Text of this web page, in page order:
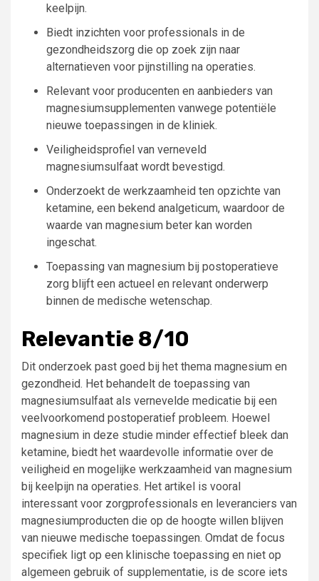
keelpijn.
Biedt inzichten voor professionals in de
gezondheidszorg die op zoek zijn naar
alternatieven voor pijnstilling na operaties.
Relevant voor producenten en aanbieders van
magnesiumsupplementen vanwege potentiële
nieuwe toepassingen in de kliniek.
Veiligheidsprofiel van verneveld
magnesiumsulfaat wordt bevestigd.
Onderzoekt de werkzaamheid ten opzichte van
ketamine, een bekend analgeticum, waardoor de
waarde van magnesium beter kan worden
ingeschat.
Toepassing van magnesium bij postoperatieve
zorg blijft een actueel en relevant onderwerp
binnen de medische wetenschap.
Relevantie 8/10
Dit onderzoek past goed bij het thema magnesium en
gezondheid. Het behandelt de toepassing van
magnesiumsulfaat als vernevelde medicatie bij een
veelvoorkomend postoperatief probleem. Hoewel
magnesium in deze studie minder effectief bleek dan
ketamine, biedt het waardevolle informatie over de
veiligheid en mogelijke werkzaamheid van magnesium
bij keelpijn na operaties. Het artikel is vooral
interessant voor zorgprofessionals en leveranciers van
magnesiumproducten die op de hoogte willen blijven
van nieuwe medische toepassingen. Omdat de focus
specifiek ligt op een klinische toepassing en niet op
algemeen gebruik of supplementatie, is de score iets